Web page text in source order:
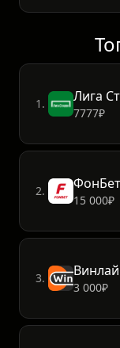
1. Лига
7777₽
2. ФонБет
15 000₽
3.
3 000₽